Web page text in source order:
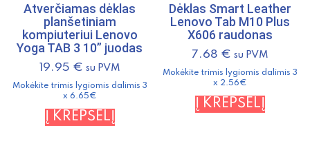
Atverčiamas dėklas
planšetiniam
kompiuteriui Lenovo
Yoga TAB 3 10” juodas
19.95 € su PVM
Mokėkite trimis lygiomis dalimis 3
x 6.65€
Į KREPŠELĮ
Dėklas Smart Leather
Lenovo Tab M10 Plus
X606 raudonas
7.68 € su PVM
Mokėkite trimis lygiomis dalimis 3
x 2.56€
Į KREPŠELĮ